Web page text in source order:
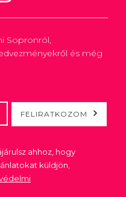
Sopronról,
és még
FELIRATKOZOM
ahhoz, hogy
küldjön,